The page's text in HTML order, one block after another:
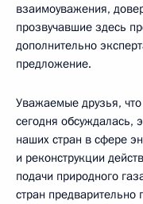
взаимоуважения,
прозвучавшие здесь
дополнительно
предложение.
Уважаемые друзья,
сегодня обсуждалась,
наших стран в сфере
и реконструкции
подачи природного
стран предварительно